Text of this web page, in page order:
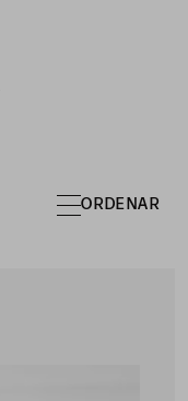
ORDENAR